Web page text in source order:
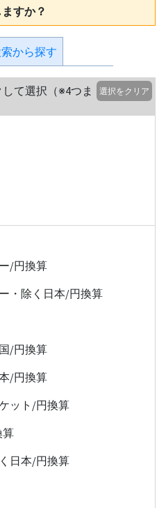
すか？
から探す
て選択（※4つま
選択をクリア
/円換算
・除く日本/円換算
/円換算
/円換算
ット/円換算
算
日本/円換算